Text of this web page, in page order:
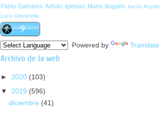
Pablo Galnares Adrián Iglesias Manu Bugallo Aarón Anyelo
Luca Giovanella
Powered by Translate
Archivo de la web
► 2020 (103)
▼ 2019 (596)
diciembre (41)